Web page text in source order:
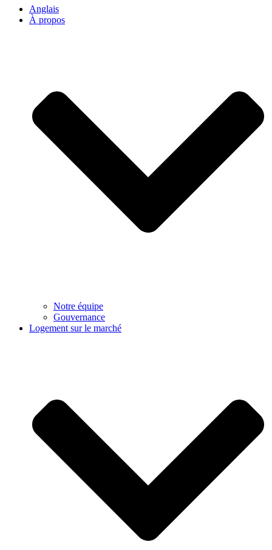
Anglais
À propos
Notre équipe
Gouvernance
Logement sur le marché